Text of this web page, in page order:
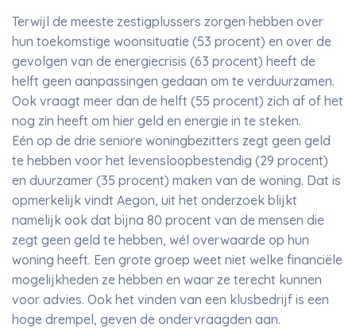
Terwijl de meeste zestigplussers zorgen hebben over
hun toekomstige woonsituatie (53 procent) en over de
gevolgen van de energiecrisis (63 procent) heeft de
helft geen aanpassingen gedaan om te verduurzamen.
Ook vraagt meer dan de helft (55 procent) zich af of het
nog zin heeft om hier geld en energie in te steken.
Eén op de drie seniore woningbezitters zegt geen geld
te hebben voor het levensloopbestendig (29 procent)
en duurzamer (35 procent) maken van de woning. Dat is
opmerkelijk vindt Aegon, uit het onderzoek blijkt
namelijk ook dat bijna 80 procent van de mensen die
zegt geen geld te hebben, wél overwaarde op hun
woning heeft. Een grote groep weet niet welke financiële
mogelijkheden ze hebben en waar ze terecht kunnen
voor advies. Ook het vinden van een klusbedrijf is een
hoge drempel, geven de ondervraagden aan.